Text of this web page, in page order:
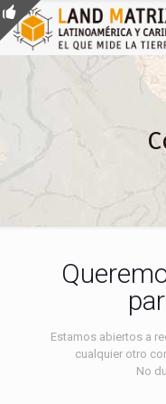
Estamos abiertos a
cualquier otro
No